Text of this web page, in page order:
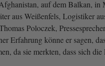
auf dem Balkan, in
aus Weißenfels, Logistiker
Poloczek,
Erfahrung könne er sagen,
da sie merkten, dass sich